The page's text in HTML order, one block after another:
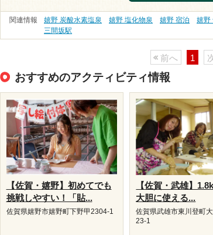
関連情報 嬉野 炭酸水素塩泉 嬉野 塩化物泉 嬉野 宿泊 嬉野
三間坂駅
前へ 1
おすすめのアクティビティ情報
【佐賀・嬉野】初めてでも
挑戦しやすい！「貼...
佐賀県嬉野市嬉野町下野甲2304-1
【佐賀・武雄】
大胆に使える...
佐賀県武雄市東川登町
23-1